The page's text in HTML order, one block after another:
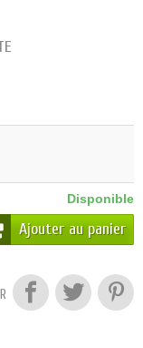
Disponible
Ajouter au panier